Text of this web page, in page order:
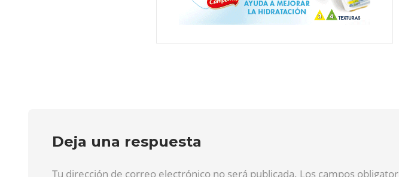
Deja una respuesta
Tu dirección de correo electrónico no será publicada. Los campos